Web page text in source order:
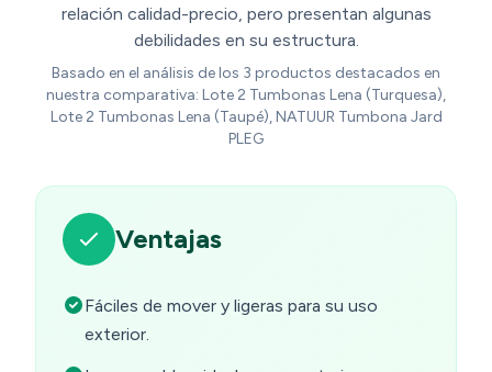
relación calidad-precio, pero presentan algunas
debilidades en su estructura.
Basado en el análisis de los 3 productos destacados en
nuestra comparativa: Lote 2 Tumbonas Lena (Turquesa),
Lote 2 Tumbonas Lena (Taupé), NATUUR Tumbona Jard
PLEG
Ventajas
Fáciles de mover y ligeras para su uso
exterior.